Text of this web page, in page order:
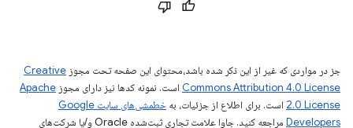
جز در مواردی که غیر از این ذکر شده باشد،‌محتوای این صفحه تحت مجوز Creative
Commons Attribution 4.0 License است. نمونه کدها نیز دارای مجوز Apache
2.0 License است. برای اطلاع از جزئیات، به
خطمشی‌های سایت Google
Developers‏
مراجعه کنید. جاوا علامت تجاری ثبت‌شده Oracle و/یا شرکت‌های